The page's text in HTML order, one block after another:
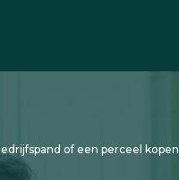
Bedrijfspand of een perceel kopen